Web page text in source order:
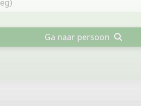
Ga naar persoon